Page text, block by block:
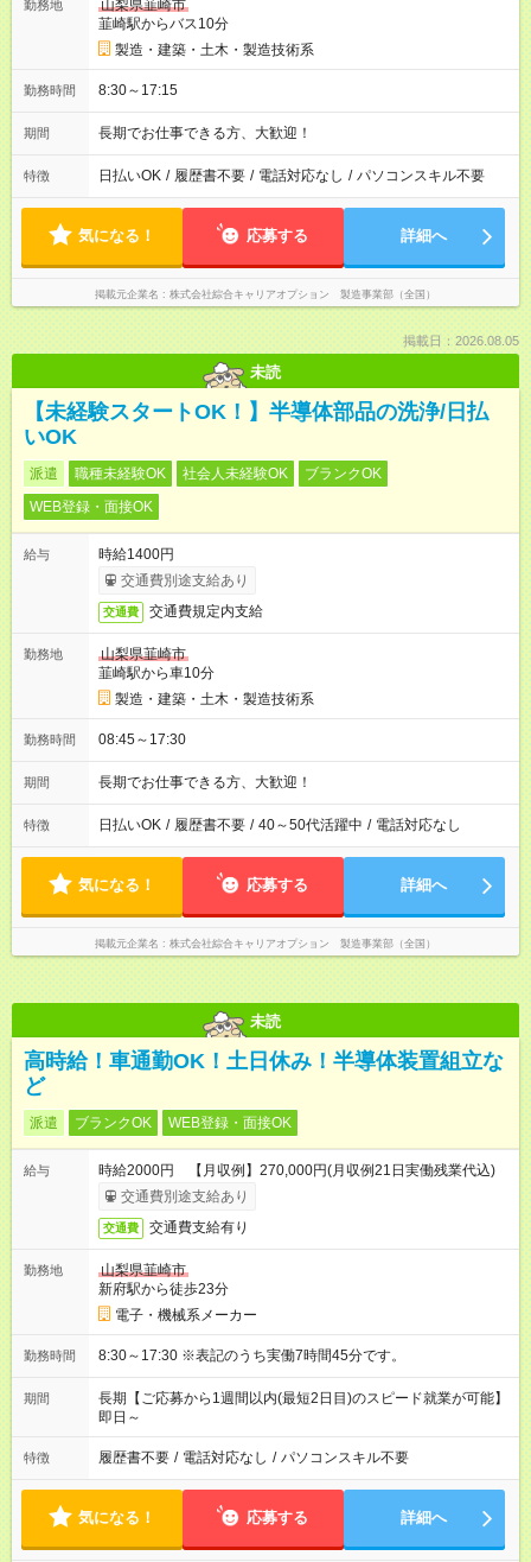
勤務地
山梨県韮崎市
韮崎駅からバス10分
製造・建築・土木・製造技術系
勤務時間 8:30～17:15
期間 長期でお仕事できる方、大歓迎！
特徴 日払いOK / 履歴書不要 / 電話対応なし / パソコンスキル不要
気になる！ 応募する 詳細へ
掲載元企業名 株式会社綜合キャリアオプション 製造事業部（全国）
掲載日：2026.08.05
未読
【未経験スタートOK！】半導体部品の洗浄/日払
いOK
派遣 職種未経験OK 社会人未経験OK
ブランクOK
WEB登録・面接OK
給与
時給1400円
交通費別途支給あり
交通費 交通費規定内支給
勤務地
山梨県韮崎市
韮崎駅から車10分
製造・建築・土木・製造技術系
勤務時間 08:45～17:30
期間 長期でお仕事できる方、大歓迎！
特徴 日払いOK / 履歴書不要 / 40～50代活躍中 / 電話対応なし
気になる！ 応募する 詳細へ
掲載元企業名 株式会社綜合キャリアオプション 製造事業部（全国）
未読
高時給！車通勤OK！土日休み！半導体装置組立な
ど
派遣 ブランクOK WEB登録・面接OK
給与
時給2000円 【月収例】270,000円(月収例21日実働残業代込)
交通費別途支給あり
交通費 交通費支給有り
勤務地
山梨県韮崎市
新府駅から徒歩23分
電子・機械系メーカー
勤務時間 8:30～17:30 ※表記のうち実働7時間45分です。
期間
長期【ご応募から1週間以内(最短2日目)のスピード就業が可能】
即日～
特徴 履歴書不要 / 電話対応なし / パソコンスキル不要
気になる！ 応募する 詳細へ